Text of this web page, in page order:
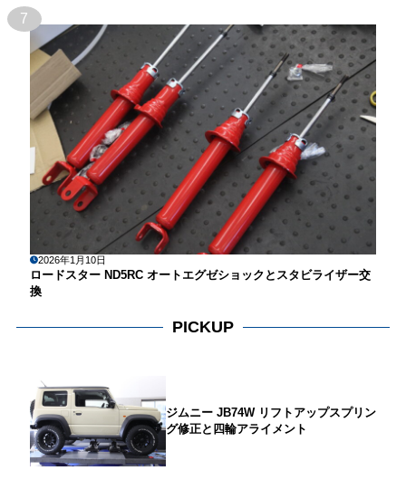
7
2026年1月10日
ロードスター ND5RC オートエグゼショックとスタビライザー交
換
PICKUP
ジムニー JB74W リフトアップスプリン
グ修正と四輪アライメント